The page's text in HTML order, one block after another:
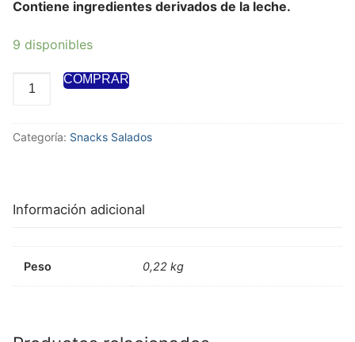
Contiene ingredientes derivados de la leche.
9 disponibles
COMPRAR
Categoría: Snacks Salados
Información adicional
Peso 0,22 kg